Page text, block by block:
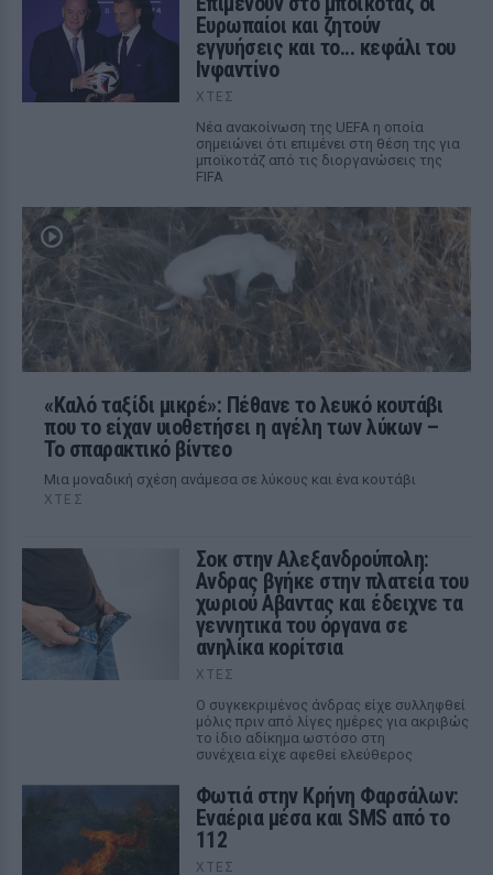
Ευρωπαίοι και ζητούν
εγγυήσεις και το... κεφάλι του
Ινφαντίνο
ΧΤΕΣ
Νέα ανακοίνωση της UEFA η οποία
σημειώνει ότι επιμένει στη θέση της για
μποϊκοτάζ από τις διοργανώσεις της
FIFA
«Καλό ταξίδι μικρέ»: Πέθανε το λευκό κουτάβι
που το είχαν υιοθετήσει η αγέλη των λύκων –
Το σπαρακτικό βίντεο
Μια μοναδική σχέση ανάμεσα σε λύκους και ένα κουτάβι
ΧΤΕΣ
Σοκ στην Αλεξανδρούπολη:
Ανδρας βγήκε στην πλατεία του
χωριού Αβαντας και έδειχνε τα
γεννητικά του όργανα σε
ανηλίκα κορίτσια
ΧΤΕΣ
Ο συγκεκριμένος άνδρας είχε συλληφθεί
μόλις πριν από λίγες ημέρες για ακριβώς
το ίδιο αδίκημα ωστόσο στη
συνέχεια είχε αφεθεί ελεύθερος
Φωτιά στην Κρήνη Φαρσάλων:
Εναέρια μέσα και SMS από το
112
ΧΤΕΣ